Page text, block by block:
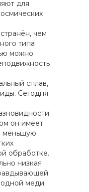
для
чем
типа
можно
сплав,
Сегодня
он имеет
меньшую
обработке.
низкая
меди.